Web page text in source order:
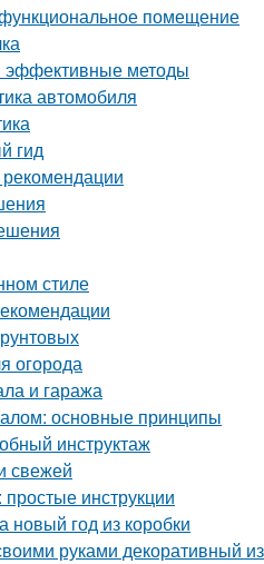
помещение
эффективные методы
автомобиля
гид
стиле
огорода
и гаража
основные принципы
инструктаж
свежей
инструкции
год из коробки
руками декоративный